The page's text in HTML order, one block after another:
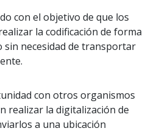
con el objetivo de que los
la codificación de forma
sin necesidad de transportar
con otros organismos
realizar la digitalización de
a una ubicación